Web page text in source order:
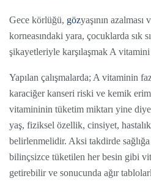
Gece körlüğü, gözyaşının azalması
korneasındaki yara, çocuklarda sık
şikayetleriyle karşılaşmak A
Yapılan çalışmalarda; A vitaminin
karaciğer kanseri riski ve kemik
vitamininin tüketim miktarı yine
yaş, fiziksel özellik, cinsiyet, hastalık
belirlenmelidir. Aksi takdirde sağlığa
bilinçsizce tüketilen her besin gibi
getirebilir ve sonucunda ağır